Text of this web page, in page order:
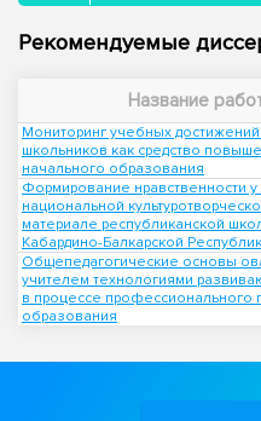
Рекомендуемые
Название
Мониторинг учебных
школьников как средство
начального образования
Формирование нравственности у
национальной
материале республиканской
Кабардино-Балкарской
Общепедагогические основы
учителем технологиями
в процессе профессионального
образования